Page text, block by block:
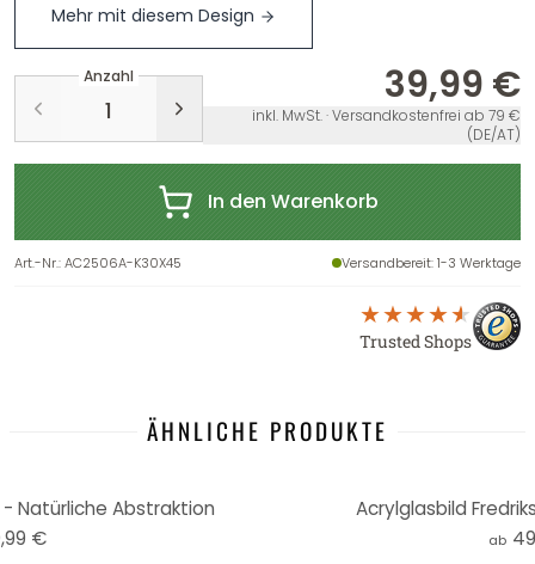
Mehr mit diesem Design
Anzahl 39,99 €
inkl. MwSt. · Versandkostenfrei ab 79 €
(DE/AT)
In den Warenkorb
Art.-Nr.:AC2506A-K30X45 Versandbereit: 1-3 Werktage
Trusted Shops
ÄHNLICHE PRODUKTE
- Natürliche Abstraktion
€
Acrylglasbild
ab